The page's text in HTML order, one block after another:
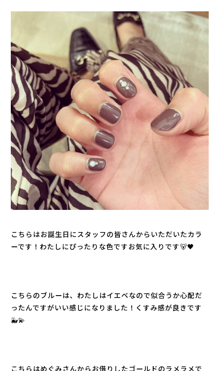
こちらはお誕生日にスタッフの皆さんからいただいたカラ
ーです！わたしにぴったりな色ですお気に入りです🐻🖤
こちらのブルーは、わたしはイエベなので似合うか心配だ
ったんですがいい感じになりました！くすみ感が良きです
🐳💫
こちらはめぐみさんからお借りしたゴールドのラメラメで